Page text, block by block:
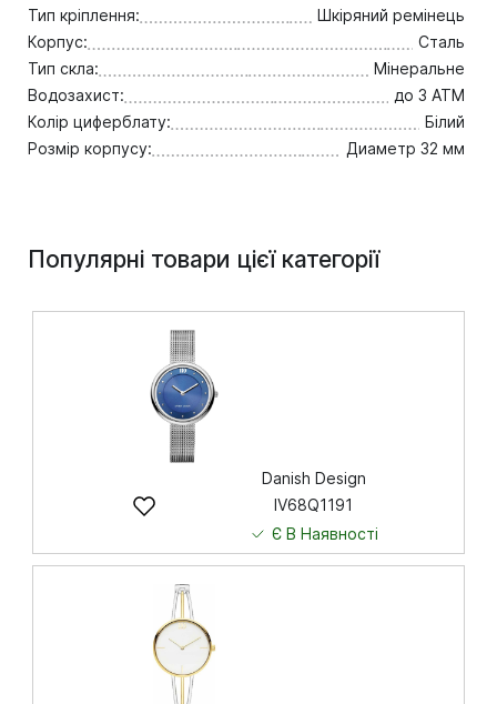
Тип кріплення:
Шкіряний ремінець
Корпус:
Сталь
Тип скла:
Мінеральне
Водозахист:
до 3 ATM
Колір циферблату:
Білий
Розмір корпусу:
Диаметр 32 мм
Популярні товари цієї категорії
Danish Design
IV68Q1191
Є В Наявності